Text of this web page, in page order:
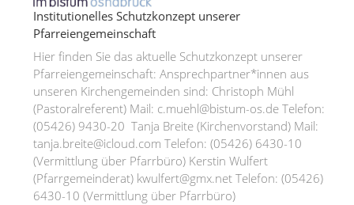
Institutionelles Schutzkonzept unserer
Pfarreiengemeinschaft
Hier finden Sie das aktuelle Schutzkonzept unserer
Pfarreiengemeinschaft: Ansprechpartner*innen aus
unseren Kirchengemeinden sind: Christoph Mühl
(Pastoralreferent) Mail: c.muehl@bistum-os.de Telefon:
(05426) 9430-20 Tanja Breite (Kirchenvorstand) Mail:
tanja.breite@icloud.com Telefon: (05426) 6430-10
(Vermittlung über Pfarrbüro) Kerstin Wulfert
(Pfarrgemeinderat) kwulfert@gmx.net Telefon: (05426)
6430-10 (Vermittlung über Pfarrbüro)